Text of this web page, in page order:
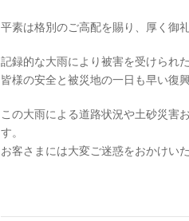
平素は格別のご高配を賜り、厚く御
記録的な大雨により被害を受けられ
皆様の安全と被災地の一日も早い復
この大雨による道路状況や土砂災害
す。
お客さまには大変ご迷惑をおかけい